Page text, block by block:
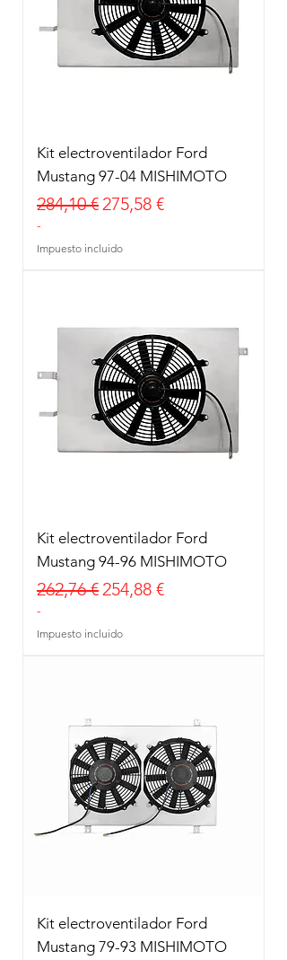
Kit electroventilador Ford
Mustang 97-04 MISHIMOTO
Precio
284,10 € Precio de oferta
275,58 €
-
Impuesto incluido
Kit electroventilador Ford
Mustang 94-96 MISHIMOTO
Precio
262,76 € Precio de oferta
254,88 €
-
Impuesto incluido
Kit electroventilador Ford
Mustang 79-93 MISHIMOTO